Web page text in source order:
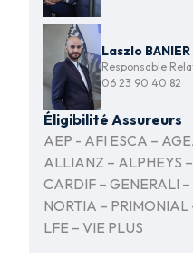
Laszlo BANIER
Responsable
06 23 90 40 82
Éligibilité Assureurs
AEP - AFI ESCA –
ALLIANZ – ALPHEYS
CARDIF – GENERALI
NORTIA – PRIMONIAL
LFE – VIE PLUS